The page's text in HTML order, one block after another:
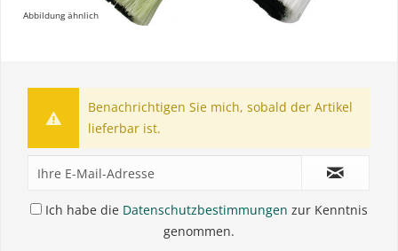
Abbildung ähnlich
Benachrichtigen Sie mich, sobald der Artikel
lieferbar ist.
Ich habe die Datenschutzbestimmungen zur Kenntnis
genommen.